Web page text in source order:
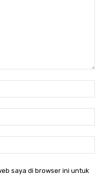
saya di browser ini untuk